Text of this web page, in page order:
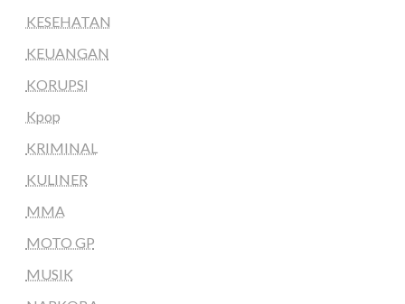
KESEHATAN
KEUANGAN
KORUPSI
Kpop
KRIMINAL
KULINER
MMA
MOTO GP
MUSIK